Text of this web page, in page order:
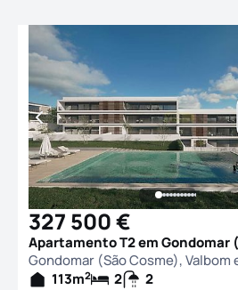
327 500 €
113m2 2
2